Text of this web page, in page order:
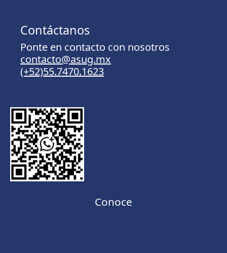
Contáctanos
Ponte en contacto con nosotros
contacto@asug.mx
(+52)55.7470.1623
Conoce